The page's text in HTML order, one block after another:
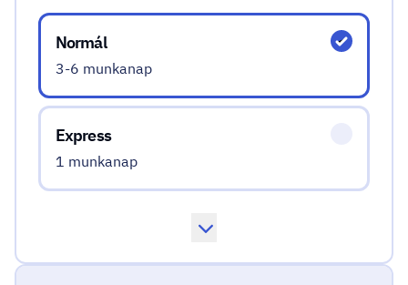
Válassz átfutási időt!
Normál
3-6 munkanap
Express
1 munkanap